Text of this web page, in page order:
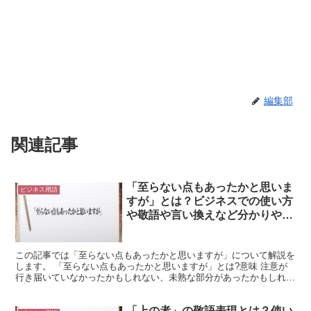
編集部
関連記事
ビジネス用語
「至らない点もあったかと思いま
すが」とは？ビジネスでの使い方
や敬語や言い換えなど分かりやす
この記事では「至らない点もあったかと思いますが」について解説を
します。 「至らない点もあったかと思いますが」とは?意味 注意が
行き届いていなかったかもしれない、未熟な部分があったかもしれな